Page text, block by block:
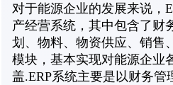
对于能源企业的发展来说，
产经营系统，其中包含了财
划、物料、物资供应、销售
模块，基本实现对能源企业
盖.ERP系统主要是以财务管